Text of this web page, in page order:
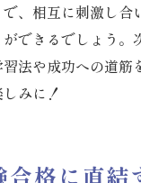
、相互に刺激し合
できるでしょう。
法や成功への道筋
みに！
合格に直結